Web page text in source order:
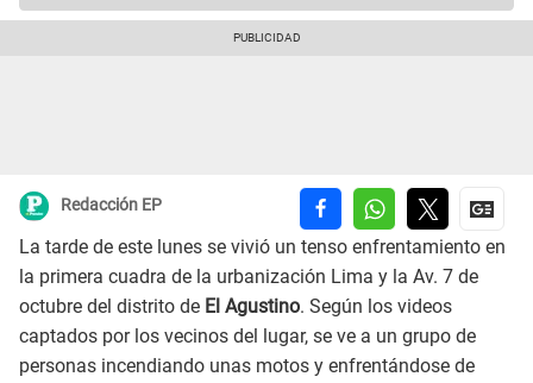
Redacción EP
La tarde de este lunes se vivió un tenso enfrentamiento en
la primera cuadra de la urbanización Lima y la Av. 7 de
octubre del distrito de El Agustino. Según los videos
captados por los vecinos del lugar, se ve a un grupo de
personas incendiando unas motos y enfrentándose de